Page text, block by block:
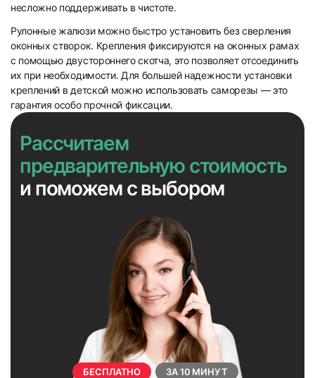
23 24
25 26
28
несложно поддерживать в чистоте.
Рулонные жалюзи можно быстро установить без сверления
оконных створок. Крепления фиксируются на оконных рамах
с помощью двустороннего скотча, это позволяет отсоединить
их при необходимости. Для большей надежности установки
креплений в детской можно использовать саморезы — это
гарантия особо прочной фиксации.
БЕСПЛАТНО ЗА 10 МИНУТ
Рассчитаем
предварительную стоимость
и поможем с выбором